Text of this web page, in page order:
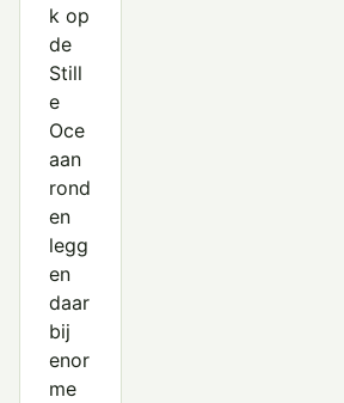
k op
de
Still
e
Oce
aan
rond
en
legg
en
daar
bij
enor
me